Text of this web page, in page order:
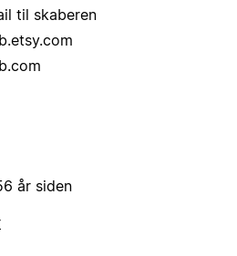
til skaberen
år siden